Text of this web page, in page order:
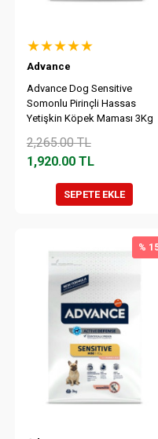
★★★★★
Advance
Advance Dog Sensitive
Somonlu Pirinçli Hassas
Yetişkin Köpek Maması 3Kg
2,265.00TL
1,920.00TL
SEPETE EKLE
%